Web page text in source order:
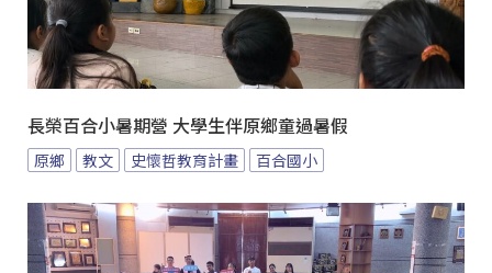
長榮百合小暑期營 大學生伴原鄉童過暑假
原鄉 教文 史懷哲教育計畫 百合國小